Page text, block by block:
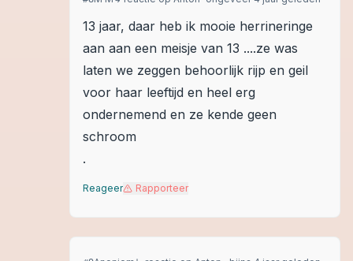
13 jaar, daar heb ik mooie herrineringe
aan aan een meisje van 13 ....ze was
laten we zeggen behoorlijk rijp en geil
voor haar leeftijd en heel erg
ondernemend en ze kende geen
schroom
.
Reageer Rapporteer